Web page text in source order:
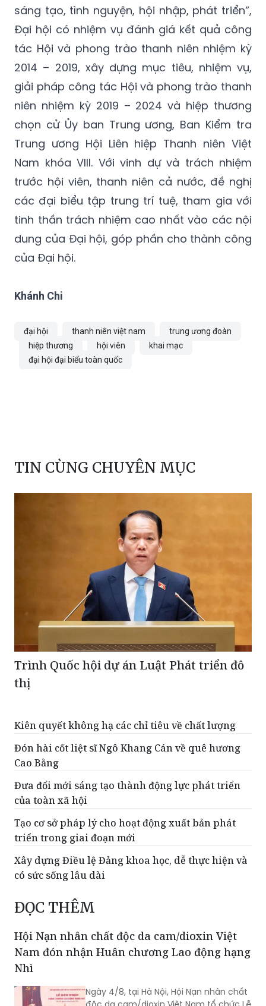
sáng tạo, tình nguyện, hội nhập, phát triển”,
Đại hội có nhiệm vụ đánh giá kết quả công
tác Hội và phong trào thanh niên nhiệm kỳ
2014 – 2019, xây dựng mục tiêu, nhiệm vụ,
giải pháp công tác Hội và phong trào thanh
niên nhiệm kỳ 2019 – 2024 và hiệp thương
chọn cử Ủy ban Trung ương, Ban Kiểm tra
Trung ương Hội Liên hiệp Thanh niên Việt
Nam khóa VIII. Với vinh dự và trách nhiệm
trước hội viên, thanh niên cả nước, đề nghị
các đại biểu tập trung trí tuệ, tham gia với
tinh thần trách nhiệm cao nhất vào các nội
dung của Đại hội, góp phần cho thành công
của Đại hội.
Khánh Chi
đại hội thanh niên việt nam
trung ương đoàn
hiệp thương
hội viên
khai mạc
đại hội đại biểu toàn quốc
TIN CÙNG CHUYÊN MỤC
Trình Quốc hội dự án Luật Phát triển đô
thị
Kiên quyết không hạ các chỉ tiêu về chất lượng
Đón hài cốt liệt sĩ Ngô Khang Cán về quê hương
Cao Bằng
Đưa đổi mới sáng tạo thành động lực phát triển
của toàn xã hội
Tạo cơ sở pháp lý cho hoạt động xuất bản phát
triển trong giai đoạn mới
Xây dựng Điều lệ Đảng khoa học, dễ thực hiện và
có sức sống lâu dài
ĐỌC THÊM
Hội Nạn nhân chất độc da cam/dioxin Việt
Nam đón nhận Huân chương Lao động hạng
Nhì
Ngày 4/8, tại Hà Nội, Hội Nạn nhân chất